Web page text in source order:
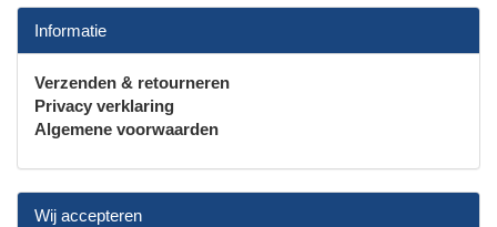
Informatie
Verzenden & retourneren
Privacy verklaring
Algemene voorwaarden
Wij accepteren